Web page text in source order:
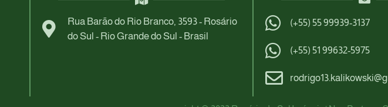
Rua Barão do Rio Branco, 3593 - Rosário
do Sul - Rio Grande do Sul - Brasil
(+55) 55 99939-3137
(+55) 51 99632-5975